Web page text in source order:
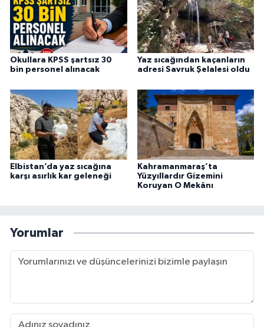
Okullara KPSS şartsız 30
bin personel alınacak
Yaz sıcağından kaçanların
adresi Savruk Şelalesi oldu
Elbistan’da yaz sıcağına
karşı asırlık kar geleneği
Kahramanmaraş’ta
Yüzyıllardır Gizemini
Koruyan O Mekânı
Yorumlar